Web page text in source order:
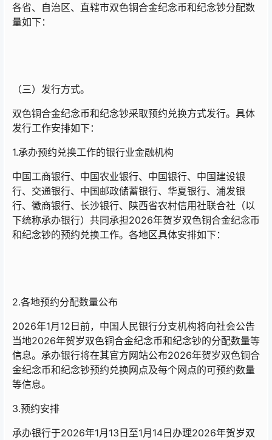
各省、自治区、直辖市双色铜合金纪念币和纪念钞分配数
量如下：
（三）发行方式。
双色铜合金纪念币和纪念钞采取预约兑换方式发行。具体
发行工作安排如下：
1.承办预约兑换工作的银行业金融机构
中国工商银行、中国农业银行、中国银行、中国建设银
行、交通银行、中国邮政储蓄银行、华夏银行、浦发银
行、徽商银行、长沙银行、陕西省农村信用社联合社（以
下统称承办银行）共同承担2026年贺岁双色铜合金纪念币
和纪念钞的预约兑换工作。各地区具体安排如下：
2.各地预约分配数量公布
2026年1月12日前，中国人民银行分支机构将向社会公告
当地2026年贺岁双色铜合金纪念币和纪念钞的分配数量等
信息。承办银行将在其官方网站公布2026年贺岁双色铜合
金纪念币和纪念钞预约兑换网点及每个网点的可预约数量
等信息。
3.预约安排
承办银行于2026年1月13日至1月14日办理2026年贺岁双